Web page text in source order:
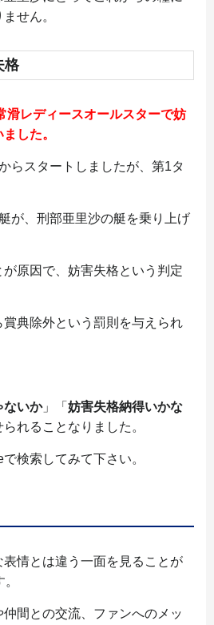
せん。
格
滑レディースオールスターで妨
した。
らスタートしましたが、第1タ
が、刑部亜里沙の艇を乗り上げ
原因で、妨害失格という判定
典除外という罰則を与えられ
ないか」「 妨害失格納得いかな
れることなりました。
検索してみて下さい。
情とは違う一面を見ることが
間との交流、ファンへのメッ